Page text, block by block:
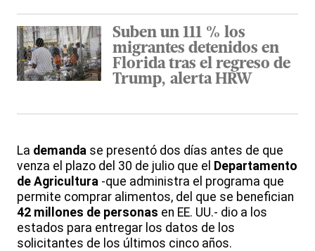
Suben un 111 % los
migrantes detenidos en
Florida tras el regreso de
Trump, alerta HRW
La demanda se presentó dos días antes de que
venza el plazo del 30 de julio que el Departamento
de Agricultura -que administra el programa que
permite comprar alimentos, del que se benefician
42 millones de personas en EE. UU.- dio a los
estados para entregar los datos de los
solicitantes de los últimos cinco años.